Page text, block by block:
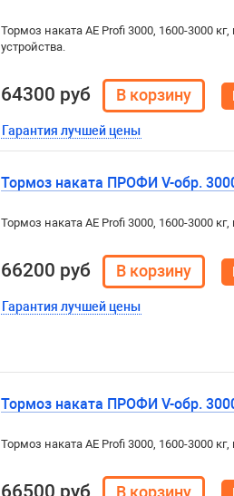
Тормоз наката AE Profi 3000, 1600-3000
устройства.
64300 руб
Гарантия лучшей цены
Тормоз наката ПРОФИ V-обр.
Тормоз наката AE Profi 3000, 1600-3000
66200 руб
Гарантия лучшей цены
Тормоз наката ПРОФИ V-обр.
Тормоз наката AE Profi 3000, 1600-3000
66500 руб